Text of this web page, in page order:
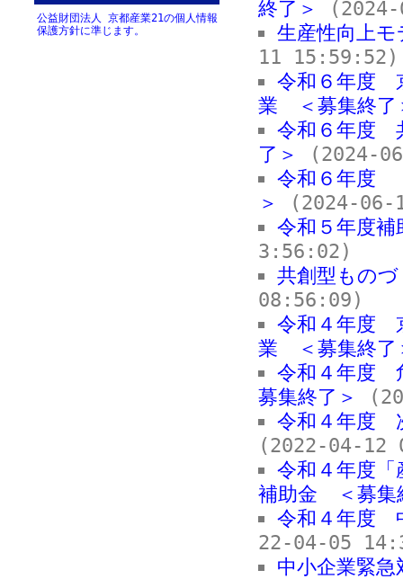
公益財団法人 京都産業21の個人情報
保護方針に準じます。
終了＞
生産性向上
11 15:59:52)
令和６年度
業 ＜募集終了
令和６年度
了＞
(2024-
令和６年度
＞
(2024-06-
令和５年度
3:56:02)
共創型もの
08:56:09)
令和４年度
業 ＜募集終了
令和４年度
募集終了＞
令和４年度
(2022-04-12
令和４年度「
補助金 ＜募集
令和４年度
22-04-05
中小企業緊急